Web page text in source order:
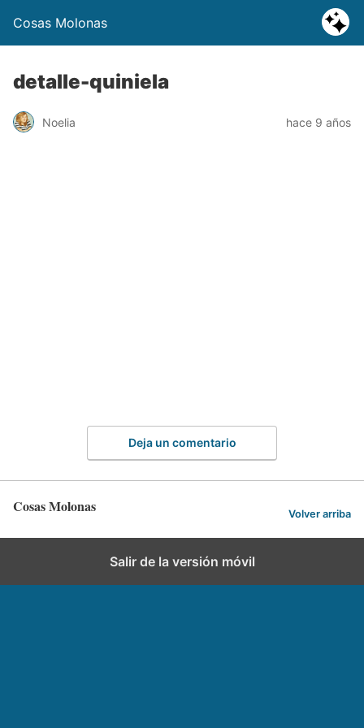
Cosas Molonas
detalle-quiniela
Noelia hace 9 años
Deja un comentario
Cosas Molonas Volver arriba
Salir de la versión móvil